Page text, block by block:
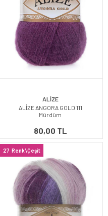
ALİZE
ALİZE ANGORA GOLD 111
Mürdüm
80,00 TL
27 Renk\Çeşit